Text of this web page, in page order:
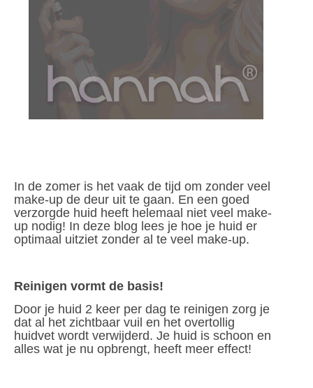
In de zomer is het vaak de tijd om zonder veel
make-up de deur uit te gaan. En een goed
verzorgde huid heeft helemaal niet veel make-
up nodig! In deze blog lees je hoe je huid er
optimaal uitziet zonder al te veel make-up.
Reinigen vormt de basis!
Door je huid 2 keer per dag te reinigen zorg je
dat al het zichtbaar vuil en het overtollig
huidvet wordt verwijderd. Je huid is schoon en
alles wat je nu opbrengt, heeft meer effect!